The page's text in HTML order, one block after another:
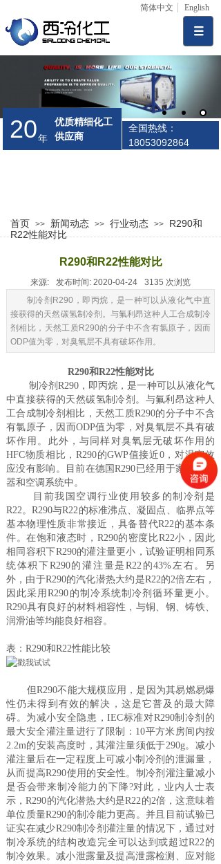
简体中文 English
年
20
优质精细化工
供应商
全国热线：
18053092864
首页 >> 新闻动态 >> 行业动态 >>
R290和
R22性能对比
R290和R22性能对比
来源: 发布时间: 2020-04-24 3135 次浏览
制冷剂R290，即丙烷，是一种可以从液化气中直
接获得的天然碳氢制冷剂。与氟利昂这种人工合成制冷
剂相比，天然工质R290的分子中不含有氯原子，因而
ODP值为零，对臭氧层不具有破坏作用。
R290和R22性能对比
制冷剂R290，即丙烷，是一种可以从液化气
中直接获得的天然碳氢制冷剂。与氟利昂这种人
工合成制冷剂相比，天然工质R290的分子中不含
有氯原子，因而ODP值为零，对臭氧层不具有破
坏作用。此外，与同样对臭氧层无破坏作用的
HFC物质相比，R290的GWP值接近0，对温室效
应没有影响。目前在德国R290已经用于家用热水
器和空调系统中。
目前我国空调行业使用较多的制冷剂是
R22。R290与R22的标准沸点、凝固点、临界点等
基本物理性质非常接近，具备替代R22的基本条
件。在饱和液态时，R290的密度比R22小，因此
相同容积下R290的灌注量更小，试验证明相同系
统体积下R290的灌注量是R22的43%左右。另
外，由于R290的汽化潜热大约是R22的2倍左右，
因此采用R290的制冷系统制冷剂循环量更小。
R290具有良好的材料相容性，与铜、钢、铸铁、
润滑油等均能良好相容。
表：R290和R22性能比较
但R290不能大规模应用，是因为其易燃易爆
性仍未得到有效的解决，这是它普及的最大障
碍。为减小安全隐患，IEC标准对R290制冷剂的
最大安全灌注量进行了限制：10平方米房间内按
2.2m的安装高度时，其灌注量须低于290g。减小
灌注量后在一定程度上可减小制冷剂的泄漏量，
从而提高R290使用的安全性。制冷剂灌注量减小
是否会带来制冷能力的下降?对此，业内人士表
示，R290的汽化潜热大约是R22的2倍，这意味着
单位质量R290的制冷能力更高。并且目前试验已
证实在减少R290制冷剂灌注量的情况下，通过对
制冷系统的结构改造完全可以达到或超过R22的
制冷效果。减小泄露量及提高泄露检测、应对能